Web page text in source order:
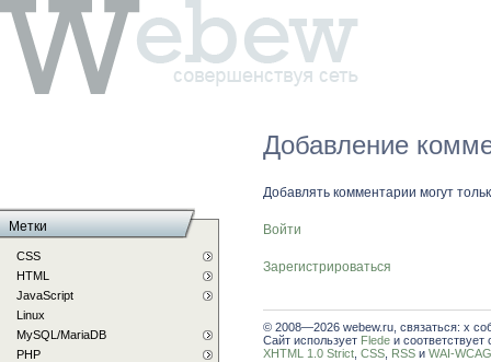
Добавление
Добавлять комментарии могут
Войти
Зарегистрироваться
© 2008—2026 webew.ru, связаться: x
Сайт использует Flede и соответствует
XHTML 1.0 Strict CSS RSS и WAI-
Метки
CSS
HTML
JavaScript
Linux
MySQL/MariaDB
PHP